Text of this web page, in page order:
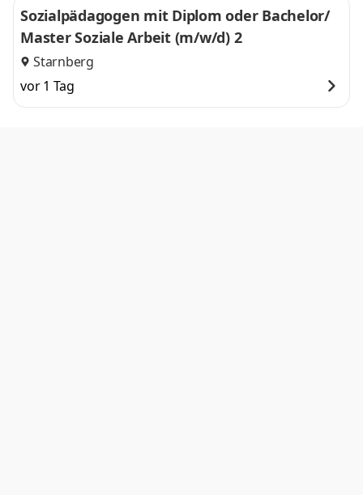
Sozialpädagogen mit Diplom oder Bachelor/
Master Soziale Arbeit (m/w/d) 2
Starnberg
vor 1 Tag